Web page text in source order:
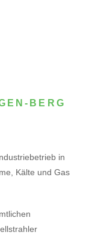
BERG
in
Kälte und Gas